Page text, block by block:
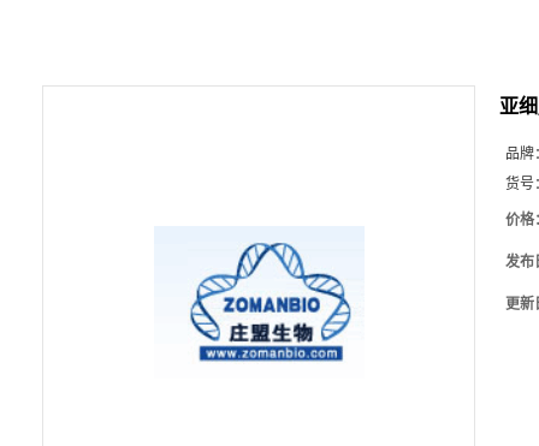
亚
品牌
货号
价格
发布
更新